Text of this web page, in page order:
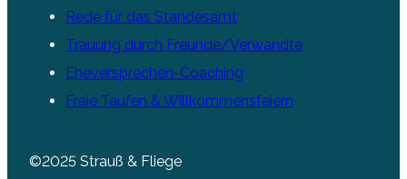
Rede für das Standesamt
Trauung durch Freunde/Verwandte
Eheversprechen-Coaching
Freie Taufen & Willkommensfeiern
©2025 Strauß & Fliege